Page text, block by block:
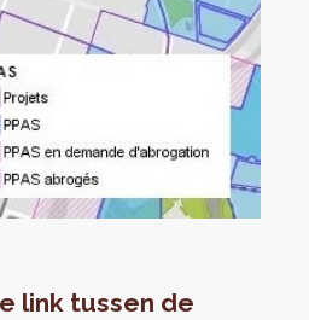
link tussen de